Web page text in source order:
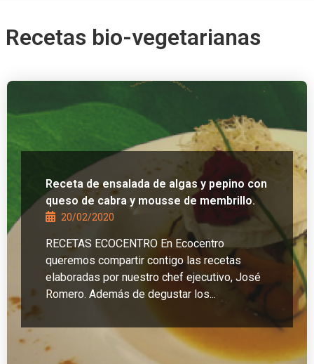
Recetas bio-vegetarianas
Receta de ensalada de algas y pepino con
queso de cabra y mousse de membrillo.
20/02/2020
RECETAS ECOCENTRO En Ecocentro
queremos compartir contigo las recetas
elaboradas por nuestro chef ejecutivo, José
Romero. Además de degustar los...